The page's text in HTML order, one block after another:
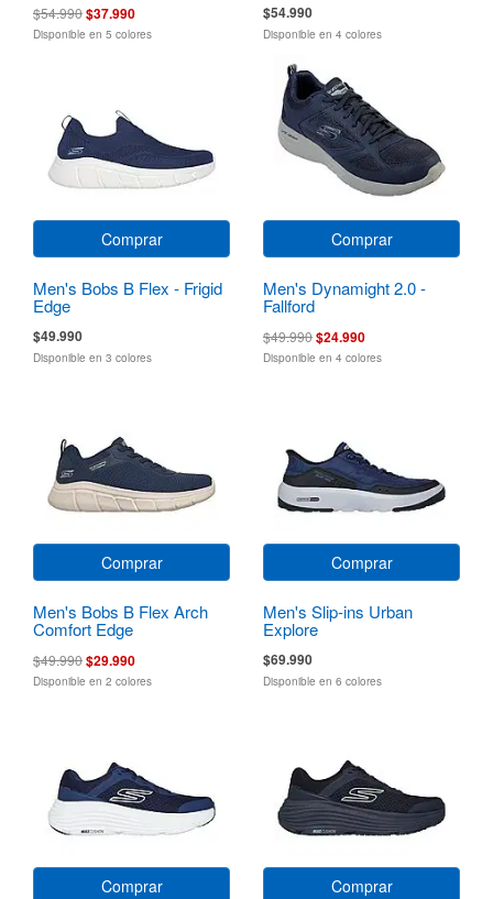
$54.990$37.990
Disponible en 5 colores
$54.990
Disponible en 4 colores
Comprar
Men's Bobs B Flex - Frigid
Edge
$49.990
Disponible en 3 colores
Comprar
Men's Dynamight 2.0 -
Fallford
$49.990$24.990
Disponible en 4 colores
Comprar
Men's Bobs B Flex Arch
Comfort Edge
$49.990$29.990
Disponible en 2 colores
Comprar
Men's Slip-ins Urban
Explore
$69.990
Disponible en 6 colores
Comprar Comprar